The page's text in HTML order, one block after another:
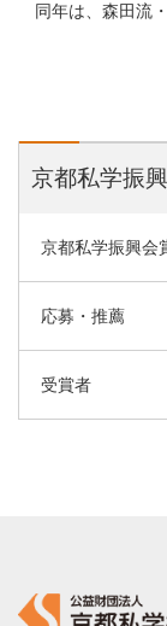
同年は、森田流
京都私学振
京都私学振興会
応募・推薦
受賞者